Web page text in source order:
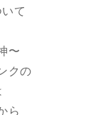
て
〜
クの
ら